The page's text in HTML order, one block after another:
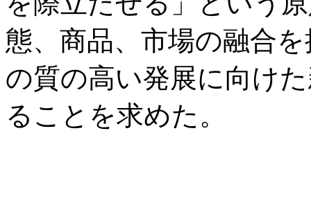
態、商品、市場の融合
の質の高い発展に向け
ることを求めた。